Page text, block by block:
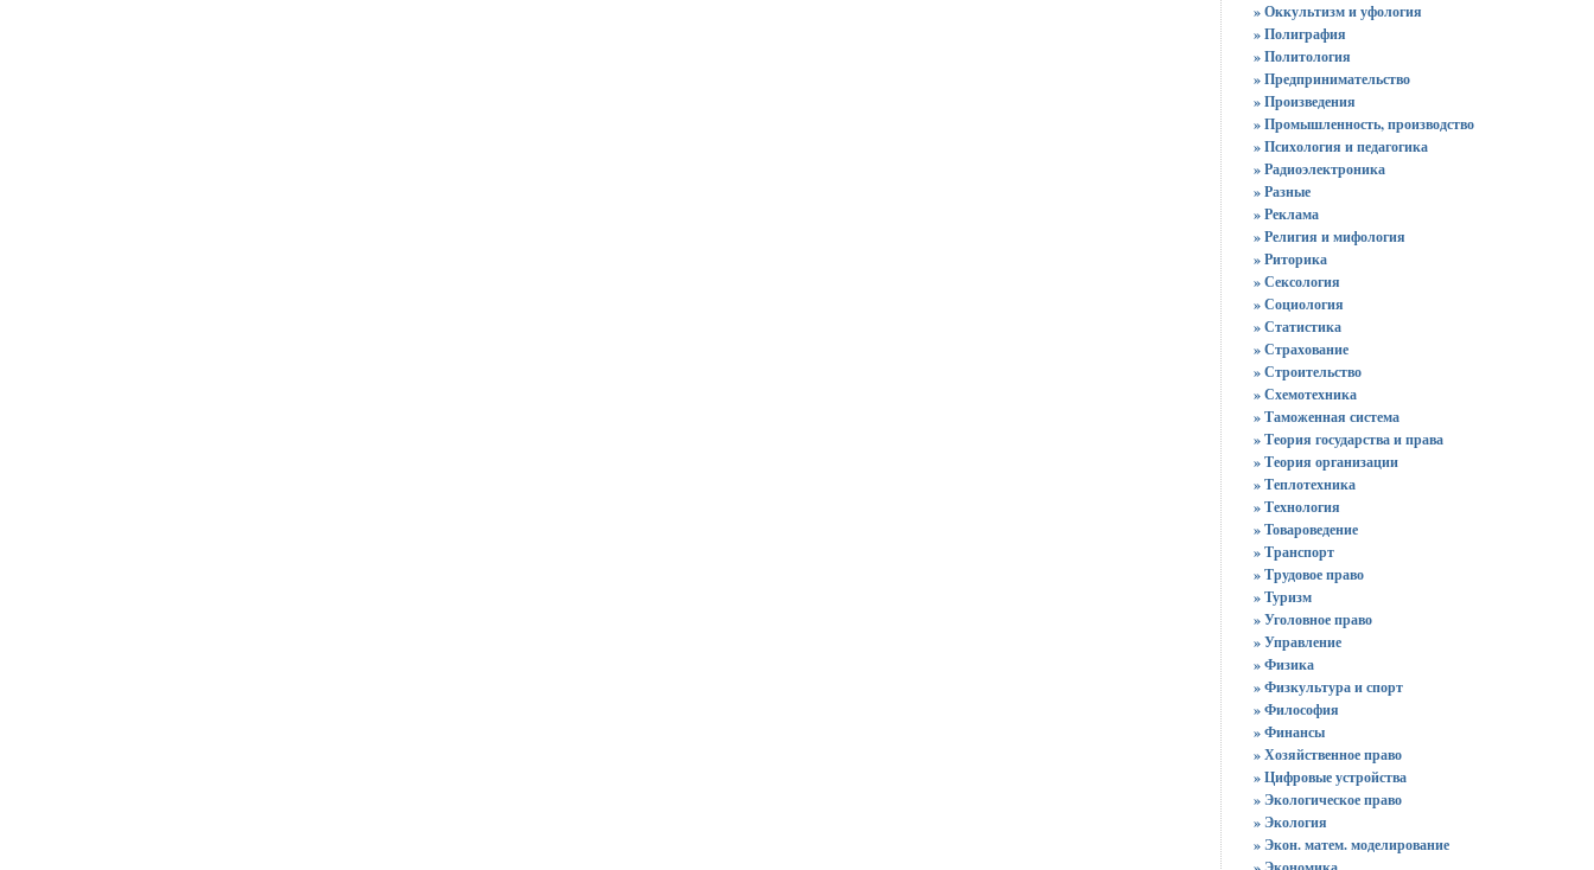
» Оккультизм и уфология
» Полиграфия
» Политология
» Предпринимательство
» Произведения
» Промышленность, производство
» Психология и педагогика
» Радиоэлектроника
» Разные
» Реклама
» Религия и мифология
» Риторика
» Сексология
» Социология
» Статистика
» Страхование
» Строительство
» Схемотехника
» Таможенная система
» Теория государства и права
» Теория организации
» Теплотехника
» Технология
» Товароведение
» Транспорт
» Трудовое право
» Туризм
» Уголовное право
» Управление
» Физика
» Физкультура и спорт
» Философия
» Финансы
» Хозяйственное право
» Цифровые устройства
» Экологическое право
» Экология
» Экон. матем. моделирование